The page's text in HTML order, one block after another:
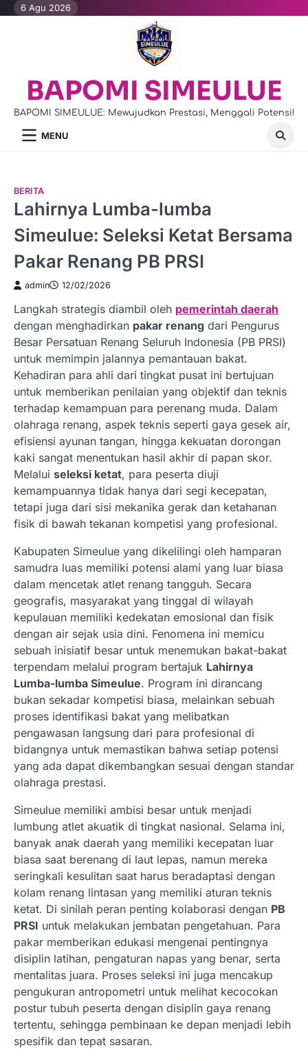
Skip6 Agu 2026
BAPOMI SIMEULUE
BAPOMI SIMEULUE: Mewujudkan Prestasi, Menggali Potensi!
MENU
BERITA
Lahirnya Lumba-lumba
Simeulue: Seleksi Ketat Bersama
Pakar Renang PB PRSI
admin 12/02/2026
Langkah strategis diambil oleh pemerintah daerah
dengan menghadirkan pakar renang dari Pengurus
Besar Persatuan Renang Seluruh Indonesia (PB PRSI)
untuk memimpin jalannya pemantauan bakat.
Kehadiran para ahli dari tingkat pusat ini bertujuan
untuk memberikan penilaian yang objektif dan teknis
terhadap kemampuan para perenang muda. Dalam
olahraga renang, aspek teknis seperti gaya gesek air,
efisiensi ayunan tangan, hingga kekuatan dorongan
kaki sangat menentukan hasil akhir di papan skor.
Melalui seleksi ketat, para peserta diuji
kemampuannya tidak hanya dari segi kecepatan,
tetapi juga dari sisi mekanika gerak dan ketahanan
fisik di bawah tekanan kompetisi yang profesional.
Kabupaten Simeulue yang dikelilingi oleh hamparan
samudra luas memiliki potensi alami yang luar biasa
dalam mencetak atlet renang tangguh. Secara
geografis, masyarakat yang tinggal di wilayah
kepulauan memiliki kedekatan emosional dan fisik
dengan air sejak usia dini. Fenomena ini memicu
sebuah inisiatif besar untuk menemukan bakat-bakat
terpendam melalui program bertajuk Lahirnya
Lumba-lumba Simeulue. Program ini dirancang
bukan sekadar kompetisi biasa, melainkan sebuah
proses identifikasi bakat yang melibatkan
pengawasan langsung dari para profesional di
bidangnya untuk memastikan bahwa setiap potensi
yang ada dapat dikembangkan sesuai dengan standar
olahraga prestasi.
Simeulue memiliki ambisi besar untuk menjadi
lumbung atlet akuatik di tingkat nasional. Selama ini,
banyak anak daerah yang memiliki kecepatan luar
biasa saat berenang di laut lepas, namun mereka
seringkali kesulitan saat harus beradaptasi dengan
kolam renang lintasan yang memiliki aturan teknis
ketat. Di sinilah peran penting kolaborasi dengan PB
PRSI untuk melakukan jembatan pengetahuan. Para
pakar memberikan edukasi mengenai pentingnya
disiplin latihan, pengaturan napas yang benar, serta
mentalitas juara. Proses seleksi ini juga mencakup
pengukuran antropometri untuk melihat kecocokan
postur tubuh peserta dengan disiplin gaya renang
tertentu, sehingga pembinaan ke depan menjadi lebih
spesifik dan tepat sasaran.